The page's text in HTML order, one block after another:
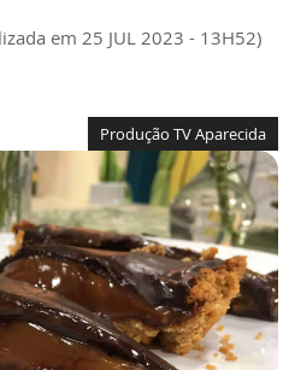
em 25 JUL 2023 - 13H52)
Produção TV Aparecida